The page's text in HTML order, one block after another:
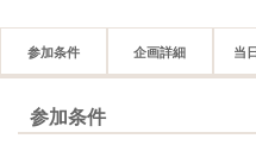
参加条件 企画詳細 当
参加条件